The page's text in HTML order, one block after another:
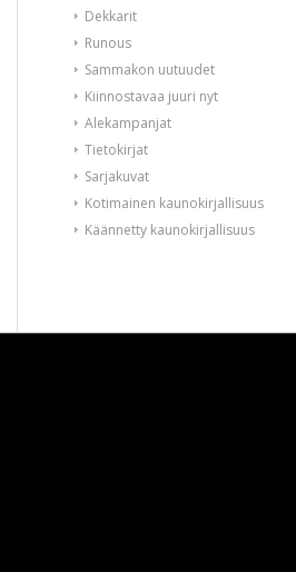
Dekkarit
Runous
Sammakon uutuudet
Kiinnostavaa juuri nyt
Alekampanjat
Tietokirjat
Sarjakuvat
Kotimainen kaunokirjallisuus
Käännetty kaunokirjallisuus